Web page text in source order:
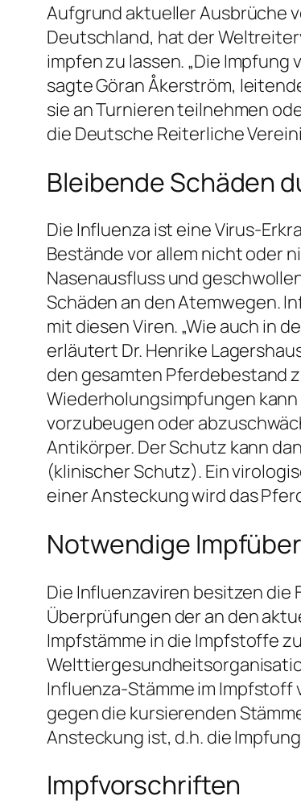
Aufgrund aktueller Ausbrüche
Deutschland, hat der
impfen zu lassen. „Die
sagte Göran Åkerström,
sie an Turnieren teilnehmen
die Deutsche Reiterliche
Bleibende Schäden
Die Influenza ist eine Virus-
Bestände vor allem nicht oder
Nasenausfluss und
Schäden an den Atemwegen.
mit diesen Viren. „Wie auch in
erläutert Dr. Henrike
den gesamten Pferdebestand
Wiederholungsimpfungen
vorzubeugen oder
Antikörper. Der Schutz kann
(klinischer Schutz). Ein
einer Ansteckung wird das
Notwendige
Die Influenzaviren besitzen die
Überprüfungen der an den
Impfstämme in die Impfstoffe
Influenza-Stämme im Impfstoff
gegen die kursierenden
Ansteckung ist, d.h. die
Impfvorschriften